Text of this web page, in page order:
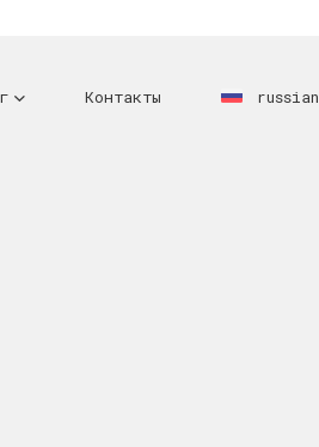
Контакты russian